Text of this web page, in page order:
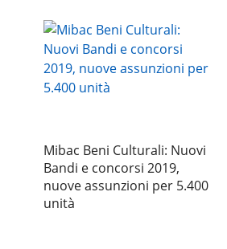
Mibac Beni Culturali: Nuovi
Bandi e concorsi 2019,
nuove assunzioni per 5.400
unità